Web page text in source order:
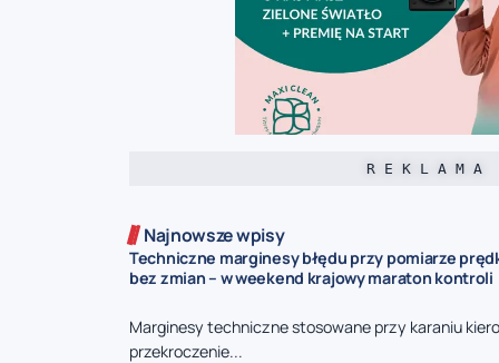
R E K L A M A
Najnowsze wpisy
Techniczne marginesy błędu przy pomiarze
bez zmian – w weekend krajowy maraton kontroli
Marginesy techniczne stosowane przy karaniu
przekroczenie...